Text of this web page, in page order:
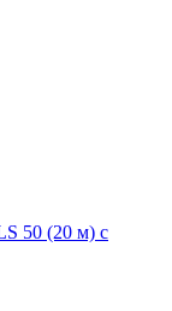
50 (20 м) с